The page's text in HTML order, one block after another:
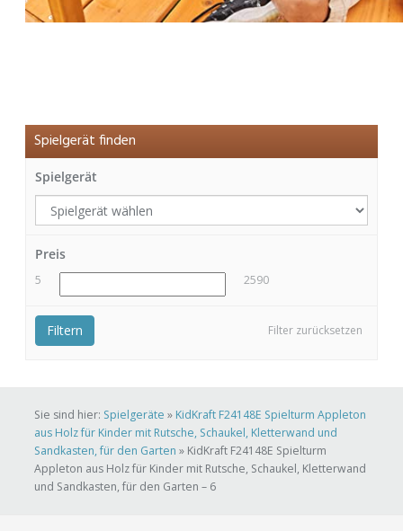
Spielgerät finden
Spielgerät
Preis
5 2590
Filter zurücksetzen
Filtern
Sie sind hier: Spielgeräte » KidKraft F24148E Spielturm Appleton
aus Holz für Kinder mit Rutsche, Schaukel, Kletterwand und
Sandkasten, für den Garten » KidKraft F24148E Spielturm
Appleton aus Holz für Kinder mit Rutsche, Schaukel, Kletterwand
und Sandkasten, für den Garten – 6